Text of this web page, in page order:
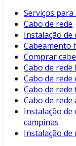
Serviços para
Cabo de rede
Instalação de
Cabeamento
Comprar
Cabo de
Cabo de rede
Cabo de rede
Cabo de rede
Instalação
campinas
Instalação